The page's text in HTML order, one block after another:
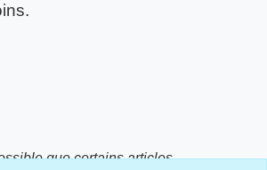
que certains articles